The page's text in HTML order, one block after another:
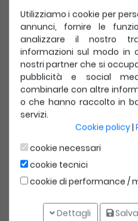
Utilizziamo i cookie per
annunci, fornire le
analizzare il nostro
informazioni sul modo in
nostri partner che si
pubblicità e social
combinarle con altre
o che hanno raccolto in
servizi.
Cookie policy|
cookie necessari
cookie tecnici
cookie di performance /
Dettagli Salva